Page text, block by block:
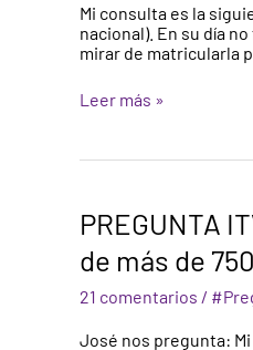
Mi consulta es la
nacional). En su día
mirar de matricularla
vehículo
nunca
matriculado
Leer más »
PREGUNTA
de más de
21 comentarios /
José nos pregunta:
PREGUNTA
ITV:
¿Cómo
matricular
y
un